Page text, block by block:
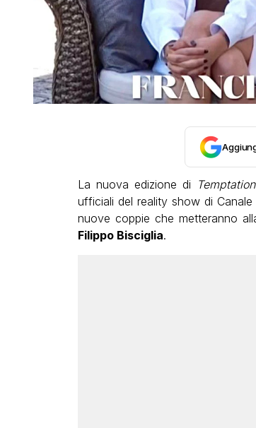
La nuova edizione di
ufficiali del reality show di
nuove coppie che metteranno
Filippo Bisciglia.